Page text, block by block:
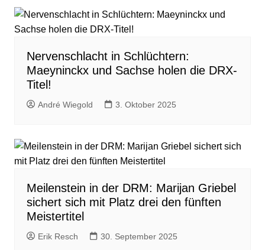
Nervenschlacht in Schlüchtern:
Maeyninckx und Sachse holen die DRX-
Titel!
André Wiegold 3. Oktober 2025
Meilenstein in der DRM: Marijan Griebel
sichert sich mit Platz drei den fünften
Meistertitel
Erik Resch 30. September 2025